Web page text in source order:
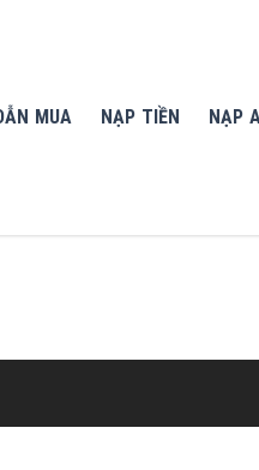
MUA NẠP TIỀN NẠP